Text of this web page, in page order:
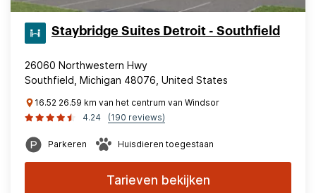
Staybridge Suites Detroit - Southfield
26060 Northwestern Hwy
Southfield, Michigan 48076, United States
16.52 26.59 km van het centrum van Windsor
4.24
(190 reviews)
Parkeren Huisdieren toegestaan
Tarieven bekijken